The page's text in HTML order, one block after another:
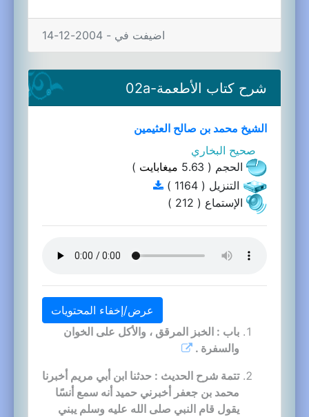
اضيفت في - 2004-12-14
شرح كتاب الأطعمة-02a
الشيخ محمد بن صالح العثيمين
صحيح البخاري
الحجم ( 5.63
ميغابايت )
التنزيل ( 1164 )
الإستماع ( 212 )
عرض/إخفاء المحتويات
باب : الخبز المرقق ، والأكل على الخوان
والسفرة .
تتمة شرح الحديث : حدثنا ابن أبي مريم أخبرنا
محمد بن جعفر أخبرني حميد أنه سمع أنسًا
يقول قام النبي صلى الله عليه وسلم يبني